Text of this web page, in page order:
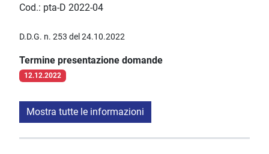
Cod.: pta-D 2022-04
D.D.G. n. 253 del 24.10.2022
Termine presentazione domande
12.12.2022
Mostra tutte le informazioni